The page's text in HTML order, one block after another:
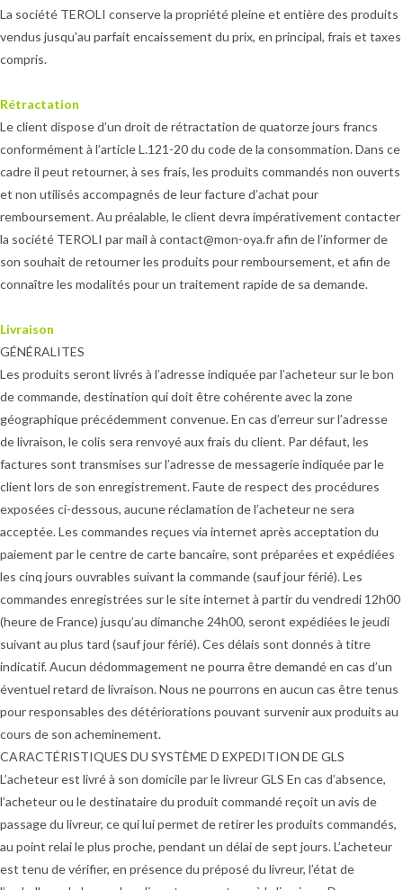
La société TEROLI conserve la propriété pleine et entière des produits
vendus jusqu'au parfait encaissement du prix, en principal, frais et taxes
compris.
Rétractation
Le client dispose d’un droit de rétractation de quatorze jours francs
conformément à l’article L.121-20 du code de la consommation. Dans ce
cadre il peut retourner, à ses frais, les produits commandés non ouverts
et non utilisés accompagnés de leur facture d’achat pour
remboursement. Au préalable, le client devra impérativement contacter
la société TEROLI par mail à contact@mon-oya.fr afin de l’informer de
son souhait de retourner les produits pour remboursement, et afin de
connaître les modalités pour un traitement rapide de sa demande.
Livraison
GÉNÉRALITES
Les produits seront livrés à l’adresse indiquée par l’acheteur sur le bon
de commande, destination qui doit être cohérente avec la zone
géographique précédemment convenue. En cas d’erreur sur l’adresse
de livraison, le colis sera renvoyé aux frais du client. Par défaut, les
factures sont transmises sur l’adresse de messagerie indiquée par le
client lors de son enregistrement. Faute de respect des procédures
exposées ci-dessous, aucune réclamation de l’acheteur ne sera
acceptée. Les commandes reçues via internet après acceptation du
paiement par le centre de carte bancaire, sont préparées et expédiées
les cinq jours ouvrables suivant la commande (sauf jour férié). Les
commandes enregistrées sur le site internet à partir du vendredi 12h00
(heure de France) jusqu’au dimanche 24h00, seront expédiées le jeudi
suivant au plus tard (sauf jour férié). Ces délais sont donnés à titre
indicatif. Aucun dédommagement ne pourra être demandé en cas d’un
éventuel retard de livraison. Nous ne pourrons en aucun cas être tenus
pour responsables des détériorations pouvant survenir aux produits au
cours de son acheminement.
CARACTÉRISTIQUES DU SYSTÈME D EXPEDITION DE GLS
L’acheteur est livré à son domicile par le livreur GLS En cas d’absence,
l’acheteur ou le destinataire du produit commandé reçoit un avis de
passage du livreur, ce qui lui permet de retirer les produits commandés,
au point relai le plus proche, pendant un délai de sept jours. L’acheteur
est tenu de vérifier, en présence du préposé du livreur, l’état de